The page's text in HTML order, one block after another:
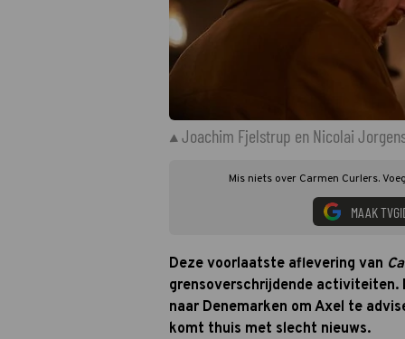
Joachim Fjelstrup en Nicolai
Mis niets over Carmen Curlers.
MAAK
Deze voorlaatste aflevering van
grensoverschrijdende activiteiten.
naar Denemarken om Axel te
komt thuis met slecht nieuws.